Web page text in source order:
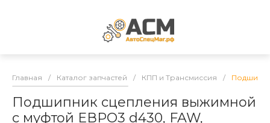
Главная / Каталог запчастей / КПП и Трансмиссия /
Подшипник сцепления выжимной
с муфтой ЕВРО3 d430, FAW,